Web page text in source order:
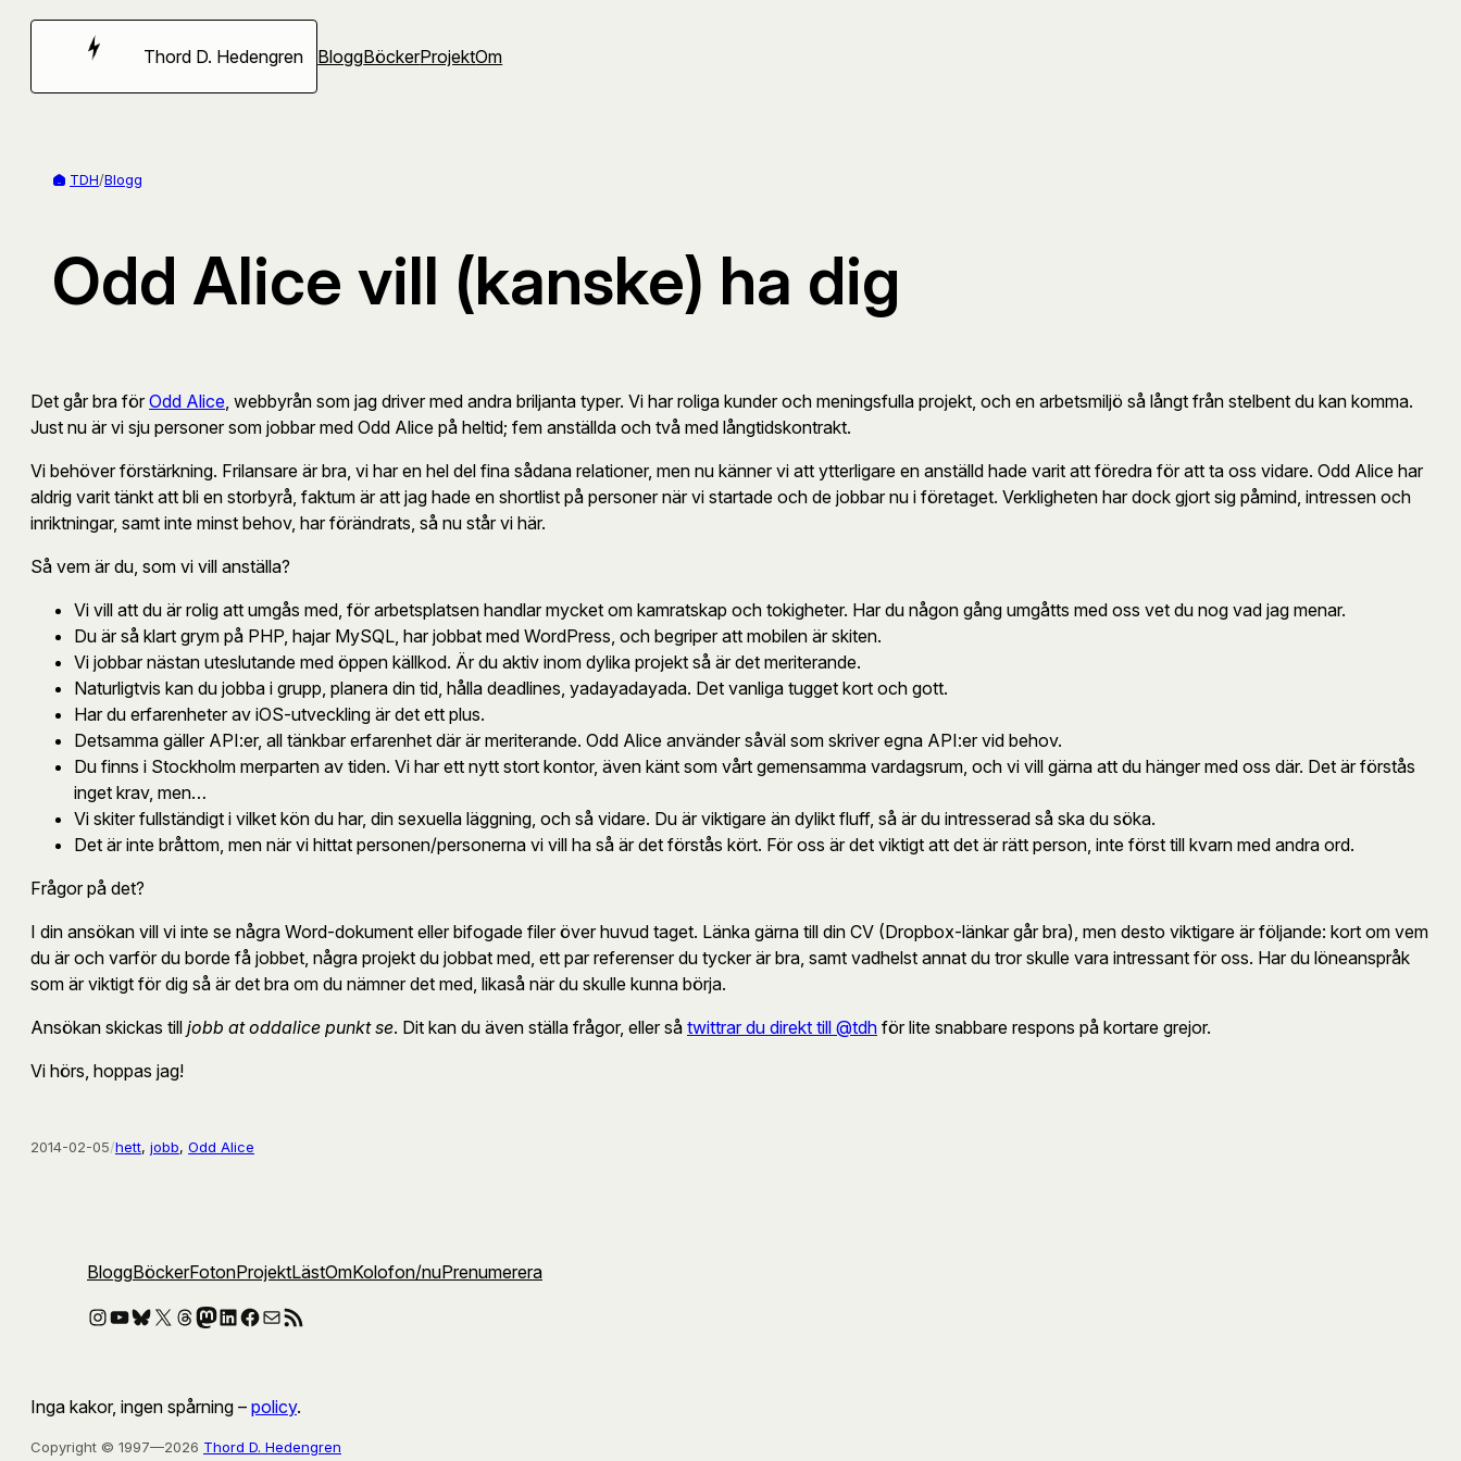
Hoppa
Thord D. Hedengren BloggBöckerProjektOm
TDH/Blogg
Odd Alice vill (kanske) ha dig
Det går bra för Odd Alice , webbyrån som jag driver med andra briljanta typer. Vi har roliga kunder och meningsfulla projekt, och en arbetsmiljö så långt från stelbent du kan komma.
Just nu är vi sju personer som jobbar med Odd Alice på heltid; fem anställda och två med långtidskontrakt.
Vi behöver förstärkning. Frilansare är bra, vi har en hel del fina sådana relationer, men nu känner vi att ytterligare en anställd hade varit att föredra för att ta oss vidare. Odd Alice har
aldrig varit tänkt att bli en storbyrå, faktum är att jag hade en shortlist på personer när vi startade och de jobbar nu i företaget. Verkligheten har dock gjort sig påmind, intressen och
inriktningar, samt inte minst behov, har förändrats, så nu står vi här.
Så vem är du, som vi vill anställa?
Vi vill att du är rolig att umgås med, för arbetsplatsen handlar mycket om kamratskap och tokigheter. Har du någon gång umgåtts med oss vet du nog vad jag menar.
Du är så klart grym på PHP, hajar MySQL, har jobbat med WordPress, och begriper att mobilen är skiten.
Vi jobbar nästan uteslutande med öppen källkod. Är du aktiv inom dylika projekt så är det meriterande.
Naturligtvis kan du jobba i grupp, planera din tid, hålla deadlines, yadayadayada. Det vanliga tugget kort och gott.
Har du erfarenheter av iOS-utveckling är det ett plus.
Detsamma gäller API:er, all tänkbar erfarenhet där är meriterande. Odd Alice använder såväl som skriver egna API:er vid behov.
Du finns i Stockholm merparten av tiden. Vi har ett nytt stort kontor, även känt som vårt gemensamma vardagsrum, och vi vill gärna att du hänger med oss där. Det är förstås
inget krav, men…
Vi skiter fullständigt i vilket kön du har, din sexuella läggning, och så vidare. Du är viktigare än dylikt fluff, så är du intresserad så ska du söka.
Det är inte bråttom, men när vi hittat personen/personerna vi vill ha så är det förstås kört. För oss är det viktigt att det är rätt person, inte först till kvarn med andra ord.
Frågor på det?
I din ansökan vill vi inte se några Word-dokument eller bifogade filer över huvud taget. Länka gärna till din CV (Dropbox-länkar går bra), men desto viktigare är följande: kort om vem
du är och varför du borde få jobbet, några projekt du jobbat med, ett par referenser du tycker är bra, samt vadhelst annat du tror skulle vara intressant för oss. Har du löneanspråk
som är viktigt för dig så är det bra om du nämner det med, likaså när du skulle kunna börja.
Ansökan skickas till jobb at oddalice punkt se. Dit kan du även ställa frågor, eller så twittrar du direkt till @tdh för lite snabbare respons på kortare grejor.
Vi hörs, hoppas jag!
2014-02-05/hett, jobb, Odd Alice
BloggBöckerFotonProjektLästOmKolofon/nuPrenumerera
Instagram
YouTube
Bluesky
X Threads
Mastodon
LinkedIn
Facebook
E-postRSS-flöde
Inga kakor, ingen spårning – policy.
Copyright © 1997—2026 Thord D. Hedengren